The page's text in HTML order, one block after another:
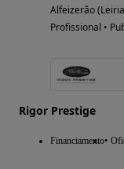
Alfeizerão
Profissional •
Rigor Prestige
Financiamento